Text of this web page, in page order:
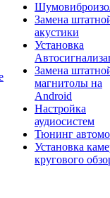
Замена
акустики
Установка
Замена
магнитолы на
Android
Настройка
аудиосистем
Тюнинг
Установка
кругового